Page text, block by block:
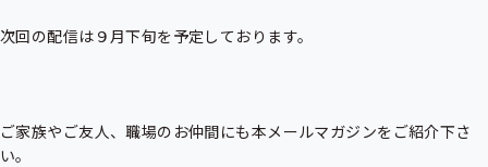
次回の配信は９月下旬を予定しております。
ご家族やご友人、職場のお仲間にも本メールマガジンをご紹介下さ
い。